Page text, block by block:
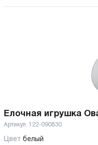
Елочная игрушка
Артикул: 122-090830
Цвет белый